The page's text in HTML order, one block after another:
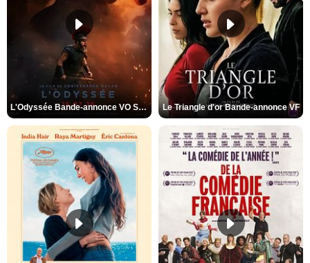
L'Odyssée Bande-annonce VO STFR Le Triangle d'or Bande-annonce VF